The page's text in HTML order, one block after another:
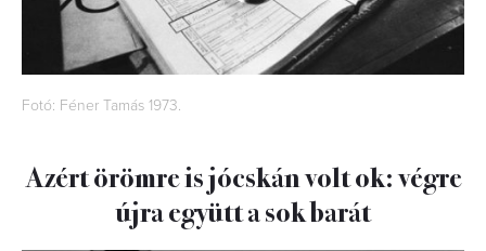
Fotó: Féner Tamás 1973.
Azért örömre is jócskán volt ok: végre
újra együtt a sok barát